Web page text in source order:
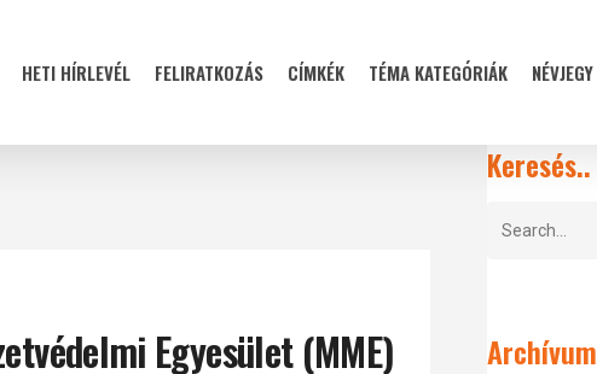
HETI HÍRLEVÉL FELIRATKOZÁS CÍMKÉK TÉMA KATEGÓRIÁK NÉVJEGY
Egyesület (MME)
Keresés..
Archívum